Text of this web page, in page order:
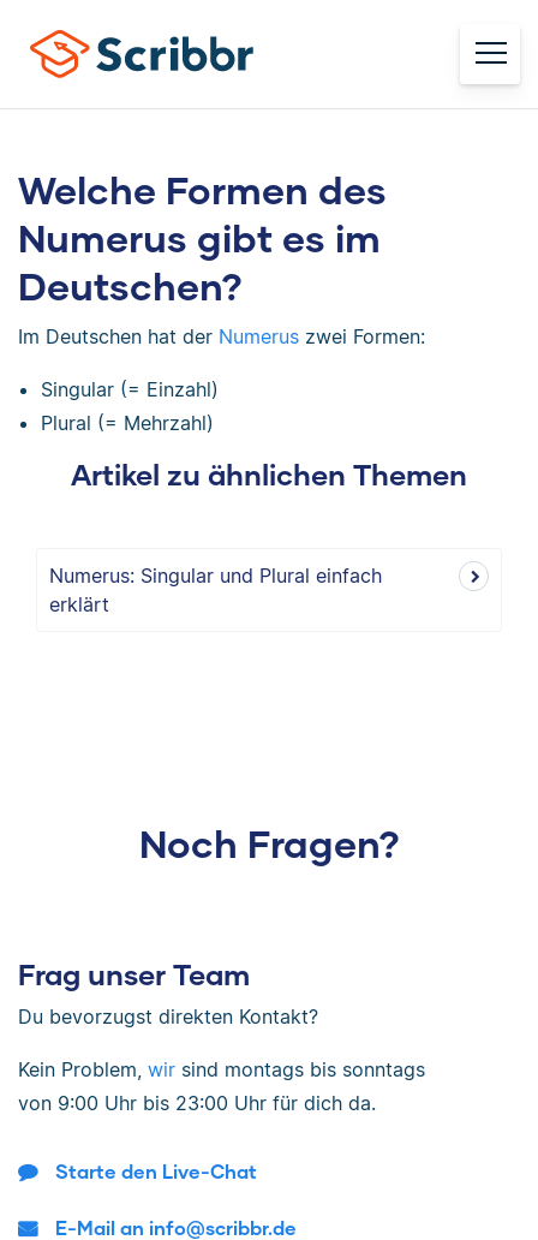
Welche Formen des
Numerus gibt es im
Deutschen?
Im Deutschen hat der Numerus zwei Formen:
Singular (= Einzahl)
Plural (= Mehrzahl)
Artikel zu ähnlichen Themen
Numerus: Singular und Plural einfach
erklärt
Noch Fragen?
Frag unser Team
Du bevorzugst direkten Kontakt?
Kein Problem, wir sind montags bis sonntags
von 9:00 Uhr bis 23:00 Uhr für dich da.
Starte den Live-Chat
E-Mail an info@scribbr.de